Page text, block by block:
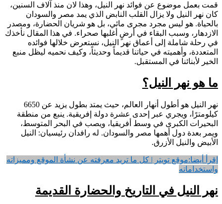
قمت بعمل موضوع عن فوائد نهر النيل، وهذا لان منذ آلاف السنين،
كان نهر النيل ولا يزال القلب النابض الذي يمد مصر والسودان
بالحياة. هو ليس مجرد مجرى مائي، بل هو شريان الحضارة، ومصدر
الازدهار، وسبب البقاء في أرضٍ أغلبها صحراء. في هذا المقال نأخذك
في رحلة شاملة إلى أعماق نهر النيل، نستعرض خلالها فوائده
المتعددة، وأهميته في حياتنا قديماً وحديثاً، وكيف نحميه ليظل منبع
الخير لأبنائنا في المستقبل.
ما هو نهر النيل؟
نهر النيل هو أطول أنهار العالم، حيث يمتد بطول يزيد عن 6650
كيلومترًا، ويجري عبر إحدى عشرة دولة إفريقية. ينبع من منطقة
البحيرات الكبرى في وسط أفريقيا، ويصب في البحر المتوسط،
ويمر بعدة دول أهمها مصر والسودان. له رافدان رئيسيان: النيل
الأبيض والنيل الأزرق.
إقرأ أيضا:موقع تويتر | كل ما تريد معرفته عن نشأة الموقع ومميزاته
واستخداماته
نهر النيل في التاريخ والحضارة القديمة